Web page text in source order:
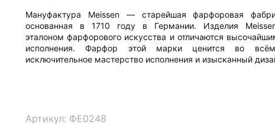
Мануфактура Meissen — старейшая фарфоровая
основанная в 1710 году в Германии. Изделия
эталоном фарфорового искусства и отличаются
исполнения. Фарфор этой марки ценится во
исключительное мастерство исполнения и изысканный
Артикул: ФЕ0248